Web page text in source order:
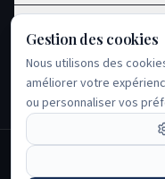
Gestion des cookies
Nous utilisons des
améliorer votre
ou personnaliser vos
ÉCOSYSTÈME GIC
GIC